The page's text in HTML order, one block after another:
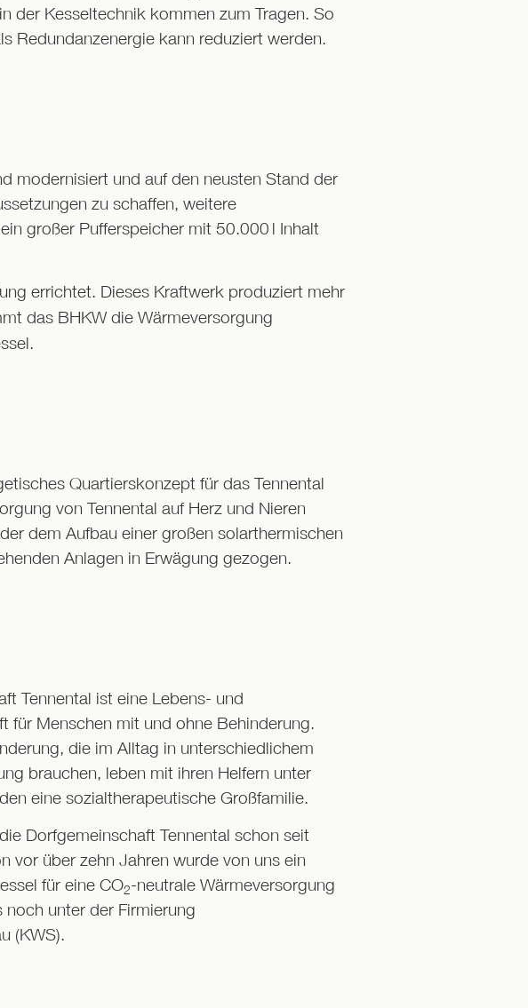
der Kesseltechnik kommen zum Tragen. So
Redundanzenergie kann reduziert werden.
modernisiert und auf den neusten Stand der
zu schaffen, weitere
großer Pufferspeicher mit 50.000 l Inhalt
errichtet. Dieses Kraftwerk produziert mehr
das BHKW die Wärmeversorgung
Quartierskonzept für das Tennental
von Tennental auf Herz und Nieren
dem Aufbau einer großen solarthermischen
Anlagen in Erwägung gezogen.
Tennental ist eine Lebens- und
für Menschen mit und ohne Behinderung.
die im Alltag in unterschiedlichem
brauchen, leben mit ihren Helfern unter
eine sozialtherapeutische Großfamilie.
Dorfgemeinschaft Tennental schon seit
vor über zehn Jahren wurde von uns ein
für eine CO2-neutrale Wärmeversorgung
unter der Firmierung
(KWS).